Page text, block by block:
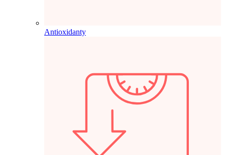
Antioxidanty